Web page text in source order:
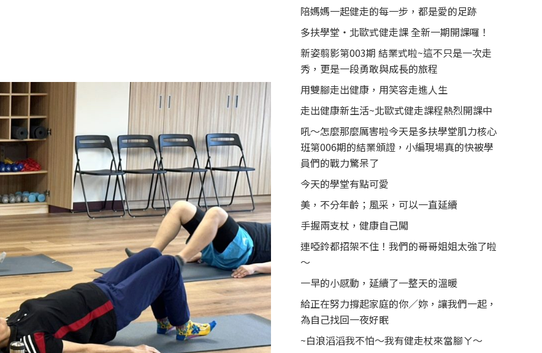
陪媽媽一起健走的每一步，都是愛的足跡
多扶學堂・北歐式健走課 全新一期開課囉！
新姿翦影第003期 結業式啦~這不只是一次走
秀，更是一段勇敢與成長的旅程
用雙腳走出健康，用笑容走進人生
走出健康新生活~北歐式健走課程熱烈開課中
吼～怎麼那麼厲害啦今天是多扶學堂肌力核心
班第006期的結業頒證，小編現場真的快被學
員們的戰力驚呆了
今天的學堂有點可愛
美，不分年齡；風采，可以一直延續
手握兩支杖，健康自己闖
連啞鈴都招架不住！我們的哥哥姐姐太強了啦
～
一早的小感動，延續了一整天的溫暖
給正在努力撐起家庭的你／妳，讓我們一起，
為自己找回一夜好眠
~白浪滔滔我不怕～我有健走杖來當腳ㄚ～